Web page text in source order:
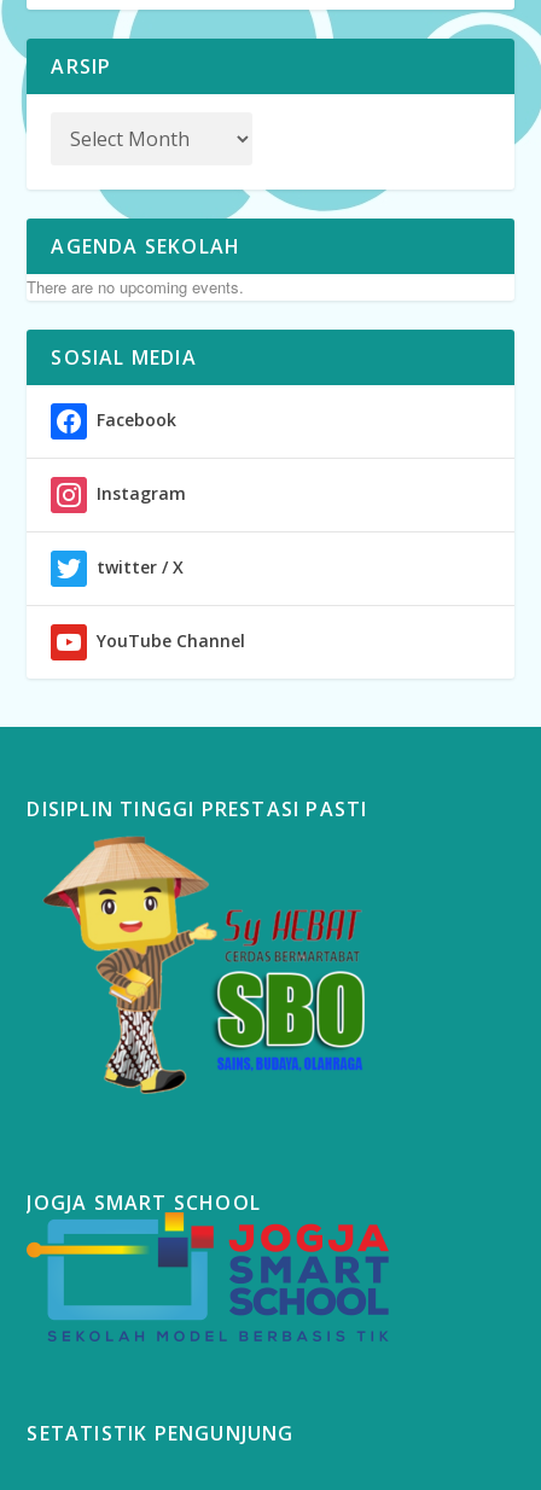
ARSIP
AGENDA SEKOLAH
There are no upcoming events.
SOSIAL MEDIA
Facebook
Instagram
twitter / X
YouTube Channel
DISIPLIN TINGGI PRESTASI PASTI
JOGJA SMART SCHOOL
SETATISTIK PENGUNJUNG